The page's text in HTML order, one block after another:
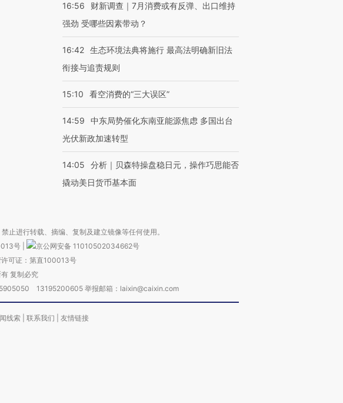
16:56
财新调查｜7月消费或有反弹、出口维持
强劲 受哪些因素带动？
16:42 生态环境法典将施行 最高法明确新旧法
衔接与追责规则
15:10 看空消费的“三大误区”
14:59
中东局势催化东南亚能源焦虑 多国出台
光伏新政加速转型
14:05
分析｜贝森特操盘稳日元，操作巧思能否
撬动美日货币基本面
止进行转载、摘编、复制及建立镜像等任何使用。
号
京公网安备 11010502034662号
可证：第直100013号
复制必究
13195200605 举报邮箱：laixin@caixin.com
线索 联系我们 友情链接